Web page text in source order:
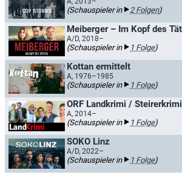
(Schauspieler in 2 Folgen)
A/D, 2018–
(Schauspieler in 1 Folge)
Kottan ermittelt
A, 1976–1985
(Schauspieler in 1 Folge)
ORF Landkrimi / Steirerkrimi
A, 2014–
(Schauspieler in 1 Folge)
SOKO Linz
A/D, 2022–
(Schauspieler in 1 Folge)